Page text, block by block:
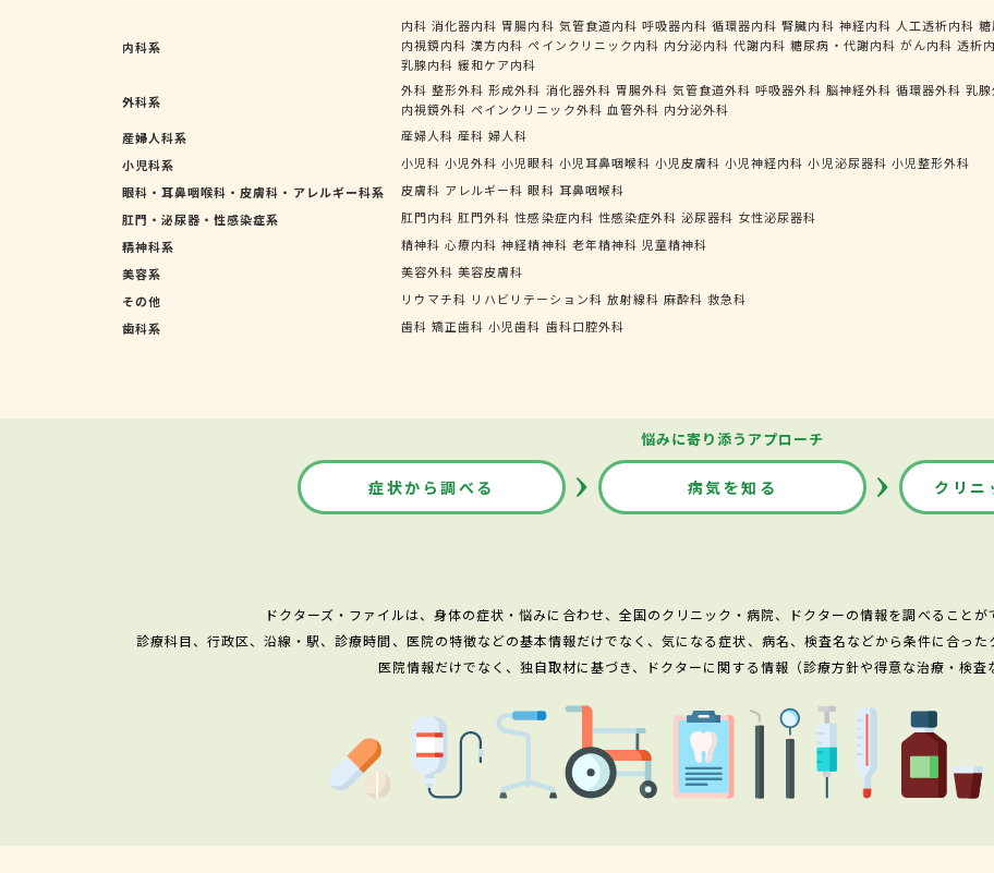
内科系
内科 消化器内科 胃腸内科 気管食道内科 呼吸器内科 循環器内科 腎臓内科 神経内科 人工透析内科
内視鏡内科 漢方内科 ペインクリニック内科 内分泌内科 代謝内科 糖尿病・代謝内科 がん内科 透析
乳腺内科 緩和ケア内科
外科系
外科 整形外科 形成外科 消化器外科 胃腸外科 気管食道外科 呼吸器外科 脳神経外科 循環器外科 乳
内視鏡外科 ペインクリニック外科 血管外科 内分泌外科
産婦人科系
産婦人科 産科 婦人科
小児科系
小児科 小児外科 小児眼科 小児耳鼻咽喉科 小児皮膚科 小児神経内科 小児泌尿器科 小児整形外科
眼科・耳鼻咽喉科・皮膚科・アレルギー科系
皮膚科 アレルギー科 眼科 耳鼻咽喉科
肛門・泌尿器・性感染症系
肛門内科 肛門外科 性感染症内科 性感染症外科 泌尿器科 女性泌尿器科
精神科系
精神科 心療内科 神経精神科 老年精神科 児童精神科
美容系
美容外科 美容皮膚科
その他
リウマチ科 リハビリテーション科 放射線科 麻酔科 救急科
歯科系
歯科 矯正歯科 小児歯科 歯科口腔外科
悩みに寄り添うアプローチ
症状から調べる 病気を知る クリニ
ドクターズ・ファイルは、身体の症状・悩みに合わせ、全国のクリニック・病院、ドクターの情報を調べることが
診療科目、行政区、沿線・駅、診療時間、医院の特徴などの基本情報だけでなく、気になる症状、病名、検査名などから条件に合った
医院情報だけでなく、独自取材に基づき、ドクターに関する情報（診療方針や得意な治療・検査